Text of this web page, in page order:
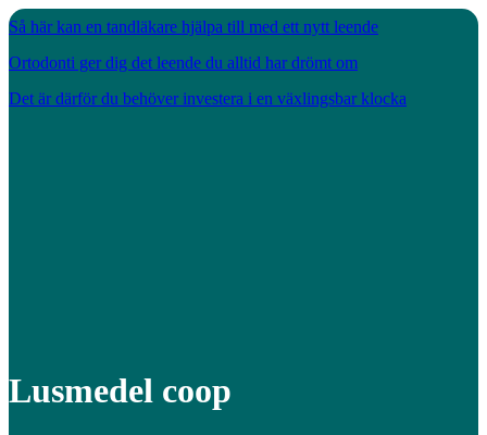
Så här kan en tandläkare hjälpa till med ett nytt leende
Ortodonti ger dig det leende du alltid har drömt om
Det är därför du behöver investera i en växlingsbar klocka
Lusmedel coop